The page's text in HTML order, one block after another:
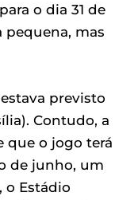
o dia 31 de
pequena, mas
previsto
Contudo, a
que o jogo terá
de junho, um
o Estádio